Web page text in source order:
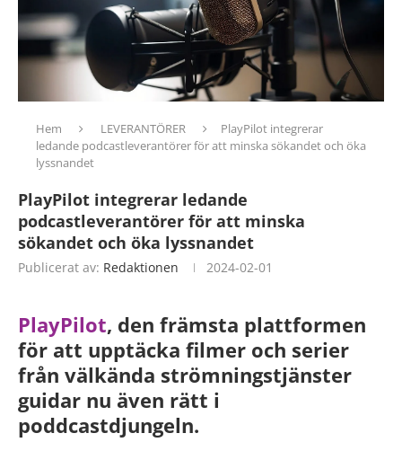
Hem LEVERANTÖRER
PlayPilot integrerar
ledande podcastleverantörer för att minska sökandet och öka
lyssnandet
PlayPilot integrerar ledande
podcastleverantörer för att minska
sökandet och öka lyssnandet
Publicerat av: Redaktionen 2024-02-01
PlayPilot, den främsta plattformen
för att upptäcka filmer och serier
från välkända strömningstjänster
guidar nu även rätt i
poddcastdjungeln.